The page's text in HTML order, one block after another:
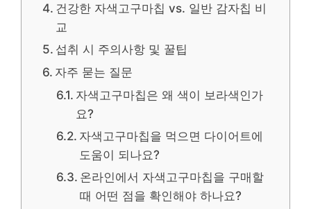
건강한 자색고구마칩 vs. 일반 감자칩 비
교
섭취 시 주의사항 및 꿀팁
자주 묻는 질문
자색고구마칩은 왜 색이 보라색인가
요?
자색고구마칩을 먹으면 다이어트에
도움이 되나요?
온라인에서 자색고구마칩을 구매할
때 어떤 점을 확인해야 하나요?